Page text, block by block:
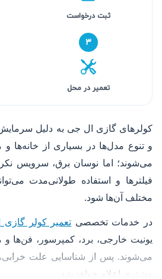
ثبت درخواست
۳
تعمیر در محل
کولرهای گازی ال جی به دلیل
و تنوع مدل‌ها در بسیاری از خانه‌ها
می‌شوند؛ اما نوسان برق، سرویس
فیلترها و استفاده طولانی‌مدت
مختلف آن‌ها شود.
در خدمات تخصصی تعمیر کولر
یونیت خارجی، برد، کمپرسور، فن‌ها
می‌شوند. پس از شناسایی علت
مشتری اعلام خواهد شد.